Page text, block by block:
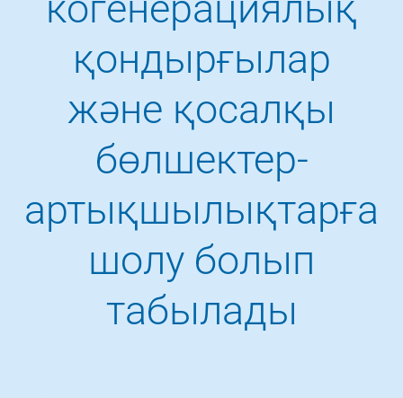
қондырғылар
және қосалқы
бөлшектер-
артықшылықтарға
шолу болып
табылады